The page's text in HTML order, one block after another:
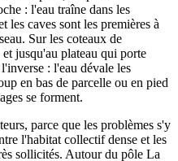
: l'eau traîne dans les
les caves sont les premières à
Sur les coteaux de
jusqu'au plateau qui porte
: l'eau dévale les
en bas de parcelle ou en pied
se forment.
parce que les problèmes s'y
l'habitat collectif dense et les
sollicités. Autour du pôle La